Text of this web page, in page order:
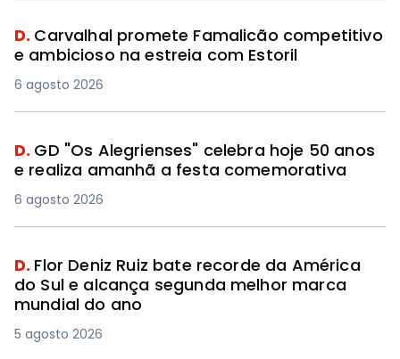
D. Carvalhal promete Famalicão competitivo
e ambicioso na estreia com Estoril
6 agosto 2026
D. GD "Os Alegrienses" celebra hoje 50 anos
e realiza amanhã a festa comemorativa
6 agosto 2026
D. Flor Deniz Ruiz bate recorde da América
do Sul e alcança segunda melhor marca
mundial do ano
5 agosto 2026